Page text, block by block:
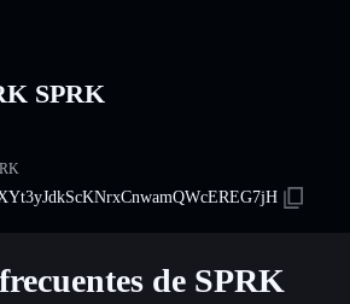
SPRK
de SPRK